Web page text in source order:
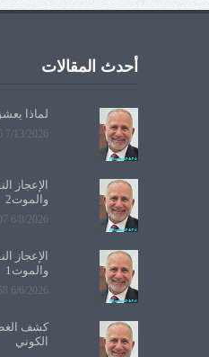
أحدث المقالات
لماذا
7/13/2026 2:27:26 PM
الإعجاز
والموت2
6/8/2026 6:11:07 PM
الإعجاز
والموت1
6/6/2026 4:24:58 PM
كشف
الكوني